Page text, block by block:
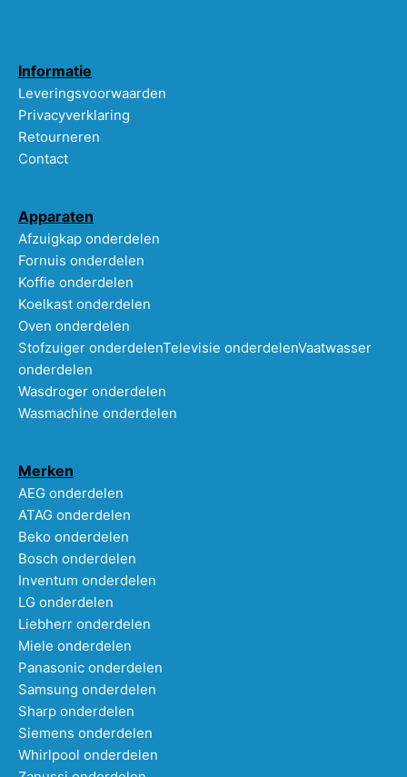
Informatie
Leveringsvoorwaarden
Privacyverklaring
Retourneren
Contact
Apparaten
Afzuigkap onderdelen
Fornuis onderdelen
Koffie onderdelen
Koelkast onderdelen
Oven onderdelen
Stofzuiger onderdelenTelevisie onderdelenVaatwasser
onderdelen
Wasdroger onderdelen
Wasmachine onderdelen
Merken
AEG onderdelen
ATAG onderdelen
Beko onderdelen
Bosch onderdelen
Inventum onderdelen
LG onderdelen
Liebherr onderdelen
Miele onderdelen
Panasonic onderdelen
Samsung onderdelen
Sharp onderdelen
Siemens onderdelen
Whirlpool onderdelen